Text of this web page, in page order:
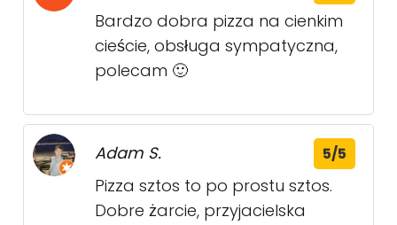
Bardzo dobra pizza na cienkim
cieście, obsługa sympatyczna,
polecam 🙂
Adam S. 5/5
Pizza sztos to po prostu sztos.
Dobre żarcie, przyjacielska